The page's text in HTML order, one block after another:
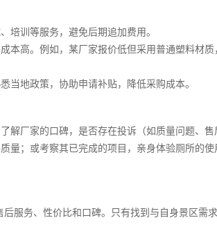
培训等服务，避免后期追加费用。
本高。例如，某厂家报价低但采用普通塑料材
当地政策，协助申请补贴，降低采购成本。
解厂家的口碑，是否存在投诉（如质量问题、售
；或考察其已完成的项目，亲身体验厕所的使
服务、性价比和口碑。只有找到与自身景区需